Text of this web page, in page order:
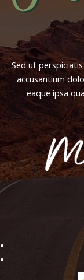
Sed ut
accusantium
eaque ipsa